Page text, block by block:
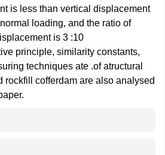
is less than vertical displacement
loading, and the ratio of
is 3 :10
principle, similarity constants,
techniques ate .of atructural
rockfill cofferdam are also analysed